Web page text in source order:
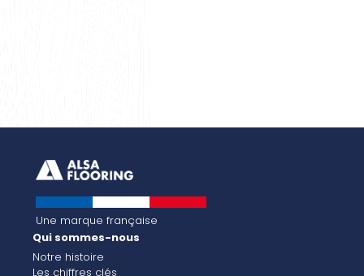
Une marque française
Qui sommes-nous
Notre histoire
Les chiffres clés